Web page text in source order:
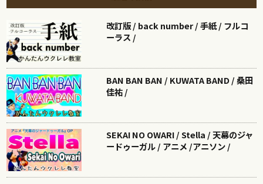
改訂版 / back number / 手紙 / フルコ
ーラス /
BAN BAN BAN / KUWATA BAND / 桑田
佳祐 /
SEKAI NO OWARI / Stella / 天幕のジャ
ードゥーガル / アニメ /アニソン /